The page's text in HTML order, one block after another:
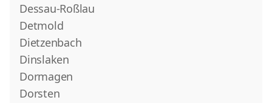
Dessau-Roßlau
Detmold
Dietzenbach
Dinslaken
Dormagen
Dorsten